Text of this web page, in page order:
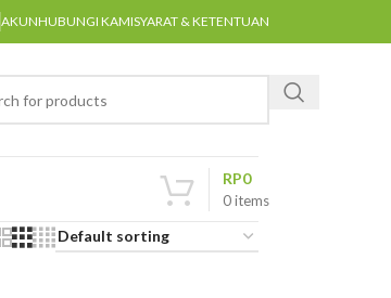
AKUNHUBUNGI KAMISYARAT & KETENTUAN
0items
RP0